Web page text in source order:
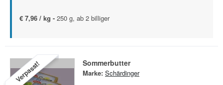
€ 7,96 / kg - 250 g, ab 2 billiger
Verpasst! Sommerbutter
Marke: Schärdinger